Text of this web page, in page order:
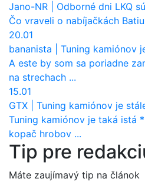
Jano-NR
Odborné dni LKQ sú pre
Čo vraveli o nabíjačkách
20.01
bananista
Tuning kamiónov je stále
A este by som sa poriadne
na strechach ...
15.01
GTX
Tuning kamiónov je stále aktuálny.
Tuning kamiónov je taká istá
kopač hrobov ...
Tip pre
Máte zaujímavý tip na článok